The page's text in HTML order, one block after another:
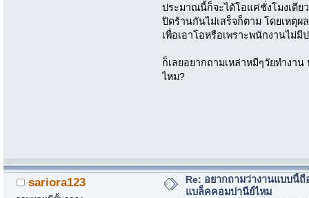
ประมาณนี้ก็จะได้โอแค่ชั่งโมงเดีย
ปิดร้านกันไม่เสร็จก็ตาม โดยเหตุ
เพื่อเอาโอหรือเพราะพนักงานไม่มี
ก็เลยอยากถามเหล่าหมีๆวัยทำงา
ไหม?
sariora123
Re: อยากถามว่างานแบบนี้ถื
แบล็คคอมปานีย์ไหม